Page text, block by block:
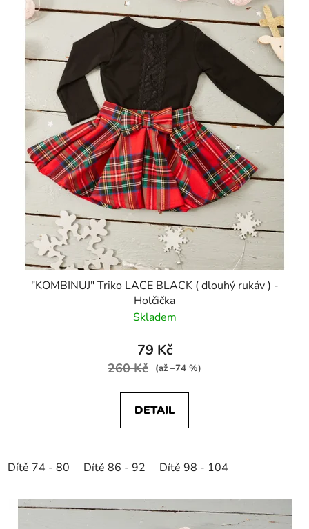
"KOMBINUJ" Triko LACE BLACK ( dlouhý rukáv ) -
Holčička
Skladem
79 Kč
260 Kč (až –74 %)
DETAIL
Dítě 74 - 80 Dítě 86 - 92 Dítě 98 - 104